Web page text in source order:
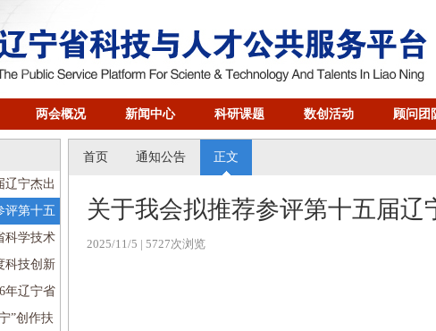
两会概况 新闻中心 科研课题 数创活动 顾问团
辽宁杰出
的通知
评第十五
奖人选的
科学技术
干举措》
科技创新
年辽宁省
选聘任工
”创作扶
首页 通知公告 正文
关于我会拟推荐参评第十五届
2025/11/5 | 5727次浏览